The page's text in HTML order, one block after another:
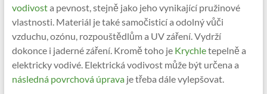
vodivosta pevnost, stejně jako jeho vynikající pružinové
vlastnosti. Materiál je také samočisticí a odolný vůči
vzduchu, ozónu, rozpouštědlům a UV záření. Vydrží
dokonce i jaderné záření. Kromě toho jeKrychletepelně a
elektricky vodivé. Elektrická vodivost může být určena a
následná povrchová úpravaje třeba dále vylepšovat.